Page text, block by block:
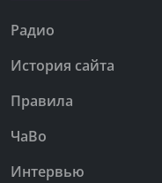
Радио
История сайта
Правила
ЧаВо
Интервью